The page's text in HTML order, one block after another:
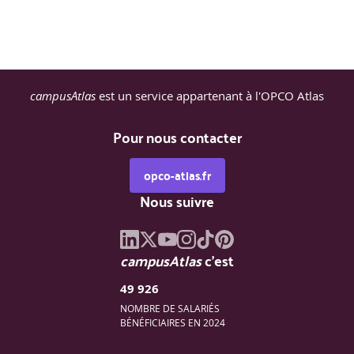
campusAtlas est un service appartenant à l'OPCO Atlas
Pour nous contacter
opco-atlas.fr
Nous suivre
campusAtlasc'est
49 926
NOMBRE DE SALARIÉS
BÉNÉFICIAIRES EN 2024